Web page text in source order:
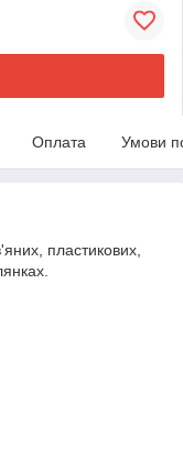
Оплата Умови
пластикових,